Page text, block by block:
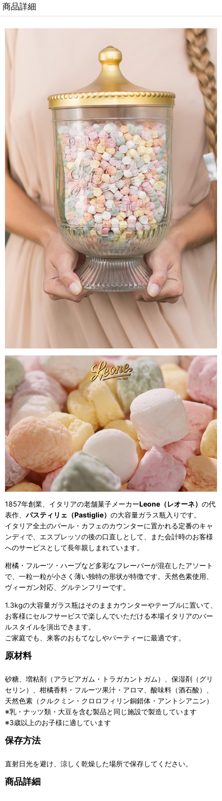
商品詳細
1857年創業、イタリアの老舗菓子メーカーLeone（レオーネ） の代
表作、 パスティリェ（Pastiglie） の大容量ガラス瓶入りです。
イタリア全土のバール・カフェのカウンターに置かれる定番のキャ
ンディで、エスプレッソの後の口直しとして、また会計時のお客様
へのサービスとして長年親しまれています。
柑橘・フルーツ・ハーブなど多彩なフレーバーが混在したアソート
で、一粒一粒が小さく薄い独特の形状が特徴です。天然色素使用、
ヴィーガン対応、グルテンフリーです。
1.3kgの大容量ガラス瓶はそのままカウンターやテーブルに置いて、
お客様にセルフサービスで楽しんでいただける本場イタリアのバー
ルスタイルを演出できます。
ご家庭でも、来客のおもてなしやパーティーに最適です。
原材料
砂糖、増粘剤（アラビアガム・トラガカントガム）、保湿剤（グリ
セリン）、柑橘香料・フルーツ果汁・アロマ、酸味料（酒石酸）、
天然色素（クルクミン・クロロフィリン銅錯体・アントシアニン）
※乳・ナッツ類・大豆を含む製品と同じ施設で製造しています
※3歳以上のお子様に適しています
保存方法
直射日光を避け、涼しく乾燥した場所で保存してください。
商品詳細